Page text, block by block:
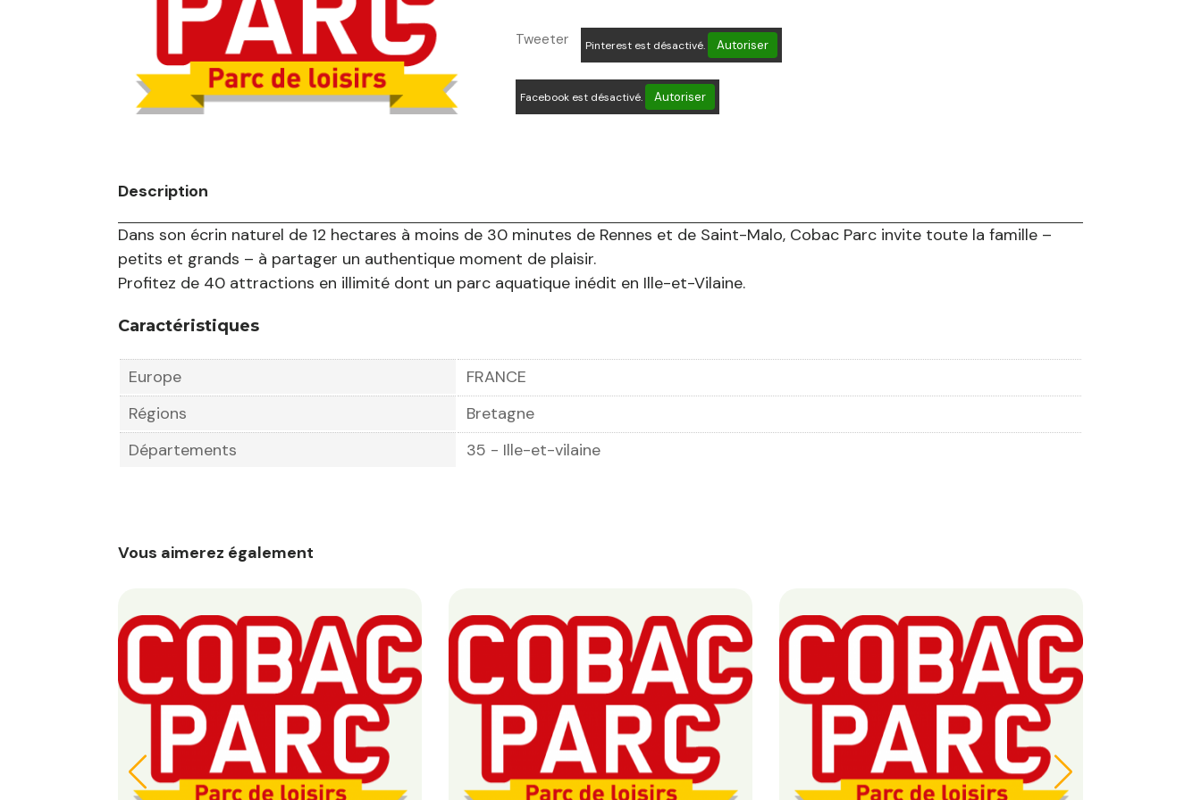
Tweeter Pinterest est désactivé. Autoriser
Facebook est désactivé. Autoriser
Description
Dans son écrin naturel de 12 hectares à moins de 30 minutes de Rennes et de Saint-Malo, Cobac Parc invite toute la famille –
petits et grands – à partager un authentique moment de plaisir.
Profitez de 40 attractions en illimité dont un parc aquatique inédit en Ille-et-Vilaine.
Caractéristiques
Europe
FRANCE
Régions
Bretagne
Départements
35 - Ille-et-vilaine
Vous aimerez également